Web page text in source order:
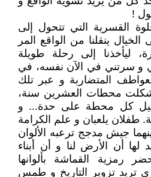
!
القسرية التي تتحول إلى
ينقلنا من الواقع المر
ليأخذنا إلى رحلة طويلة
و سرتني في الآن نفسه، في
المتضاربة و عبر تلك
شكلت محطات العشرين سنة،
كل محطة على حدة... و
طفلان يلعبان و علم الكرامة
جيش مدجج ترعبه الألوان
لها أن الأرض لنا و أن أبناء
رمزية القماشة بألوانها
تريد تزوير التاريخ و طمس